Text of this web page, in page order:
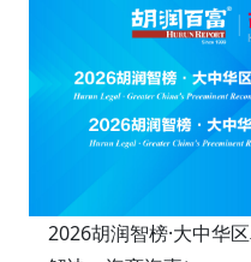
2026胡润智榜·大中华